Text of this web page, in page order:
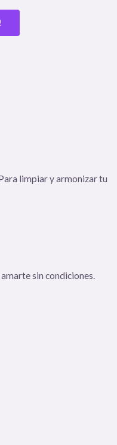
limpiar y armonizar tu
sin condiciones.